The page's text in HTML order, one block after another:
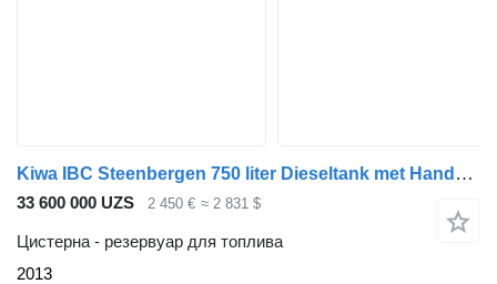
Kiwa IBC Steenbergen 750 liter Dieseltank met Handpomp Milieutank
33 600 000 UZS 2 450 € ≈ 2 831 $
Цистерна - резервуар для топлива
2013